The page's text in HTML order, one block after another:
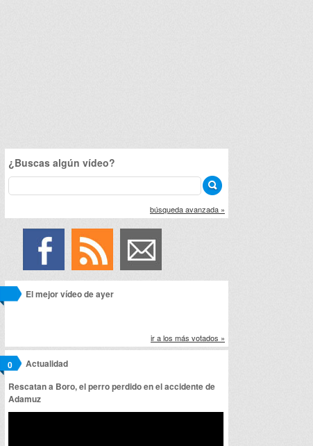
¿Buscas algún vídeo?
búsqueda avanzada »
El mejor vídeo de ayer
ir a los más votados »
Actualidad
0
Rescatan a Boro, el perro perdido en el accidente de
Adamuz